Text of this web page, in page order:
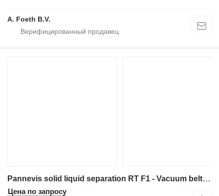
A. Foeth B.V.
Pannevis solid liquid separation RT F1 - Vacuum belt filter
Цена по запросу